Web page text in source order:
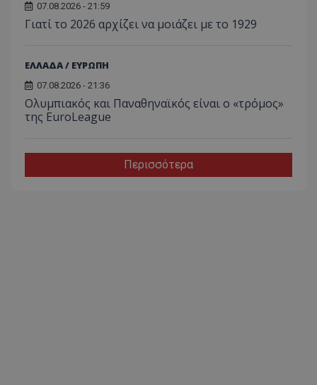
07.08.2026 - 21:59
Γιατί το 2026 αρχίζει να μοιάζει με το 1929
ΕΛΛΑΔΑ / ΕΥΡΩΠΗ
07.08.2026 - 21:36
Ολυμπιακός και Παναθηναϊκός είναι ο «τρόμος»
της EuroLeague
Περισσότερα